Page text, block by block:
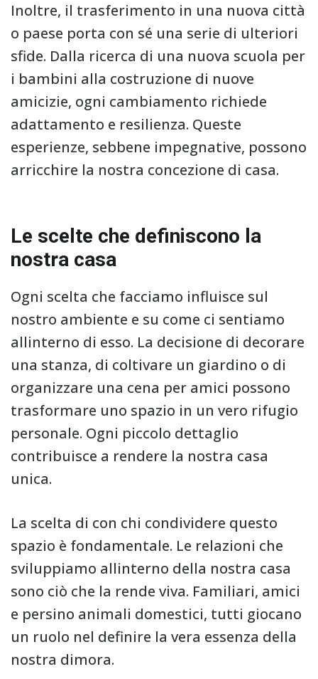
Inoltre, il trasferimento in una nuova città
o paese porta con sé una serie di ulteriori
sfide. Dalla ricerca di una nuova scuola per
i bambini alla costruzione di nuove
amicizie, ogni cambiamento richiede
adattamento e resilienza. Queste
esperienze, sebbene impegnative, possono
arricchire la nostra concezione di casa.
Le scelte che definiscono la
nostra casa
Ogni scelta che facciamo influisce sul
nostro ambiente e su come ci sentiamo
allinterno di esso. La decisione di decorare
una stanza, di coltivare un giardino o di
organizzare una cena per amici possono
trasformare uno spazio in un vero rifugio
personale. Ogni piccolo dettaglio
contribuisce a rendere la nostra casa
unica.
La scelta di con chi condividere questo
spazio è fondamentale. Le relazioni che
sviluppiamo allinterno della nostra casa
sono ciò che la rende viva. Familiari, amici
e persino animali domestici, tutti giocano
un ruolo nel definire la vera essenza della
nostra dimora.